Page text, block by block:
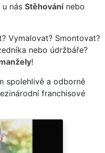
nás Stěhovánínebo
Vymalovat? Smontovat?
nebo údržbáře?
!
spolehlivě a odborně
franchisové